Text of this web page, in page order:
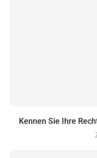
Kennen Sie Ihre